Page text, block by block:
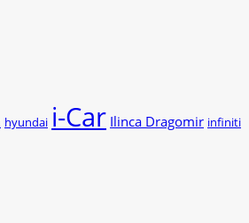
hyundai i-Car Ilinca Dragomir infiniti